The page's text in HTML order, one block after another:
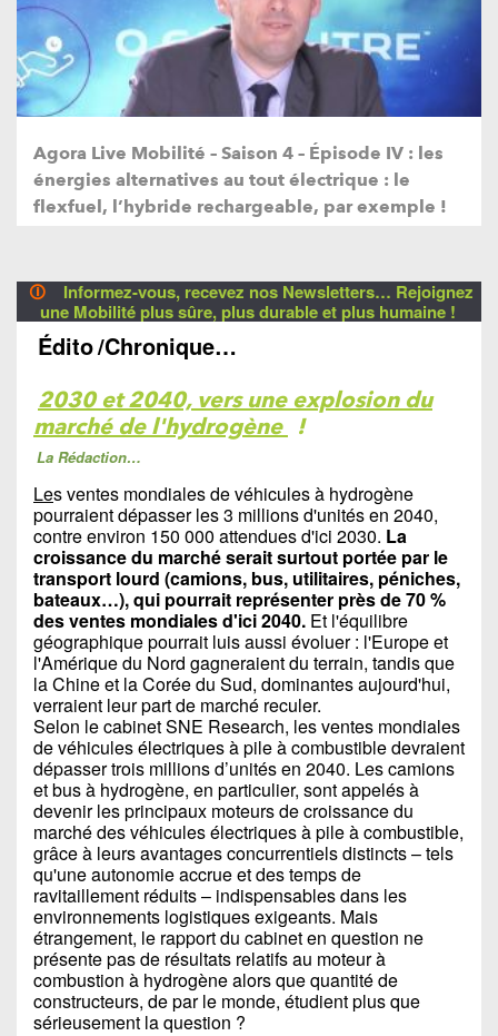
Agora Live Mobilité – Saison 4 – Épisode IV : les
énergies alternatives au tout électrique : le
flexfuel, l’hybride rechargeable, par exemple !
🛈
Informez-vous, recevez nos Newsletters… Rejoignez
une Mobilité plus sûre, plus durable et plus humaine !
Édito/Chronique…
2030 et 2040, vers une explosion du
marché de l'hydrogène !
La Rédaction…
Les ventes mondiales de véhicules à hydrogène
pourraient dépasser les 3 millions d'unités en 2040,
contre environ 150 000 attendues d'ici 2030. La
croissance du marché serait surtout portée par le
transport lourd (camions, bus, utilitaires, péniches,
bateaux…), qui pourrait représenter près de 70 %
des ventes mondiales d'ici 2040. Et l'équilibre
géographique pourrait luis aussi évoluer : l'Europe et
l'Amérique du Nord gagneraient du terrain, tandis que
la Chine et la Corée du Sud, dominantes aujourd'hui,
verraient leur part de marché reculer.
Selon le cabinet SNE Research, les ventes mondiales
de véhicules électriques à pile à combustible devraient
dépasser trois millions d’unités en 2040. Les camions
et bus à hydrogène, en particulier, sont appelés à
devenir les principaux moteurs de croissance du
marché des véhicules électriques à pile à combustible,
grâce à leurs avantages concurrentiels distincts – tels
qu'une autonomie accrue et des temps de
ravitaillement réduits – indispensables dans les
environnements logistiques exigeants. Mais
étrangement, le rapport du cabinet en question ne
présente pas de résultats relatifs au moteur à
combustion à hydrogène alors que quantité de
constructeurs, de par le monde, étudient plus que
sérieusement la question ?